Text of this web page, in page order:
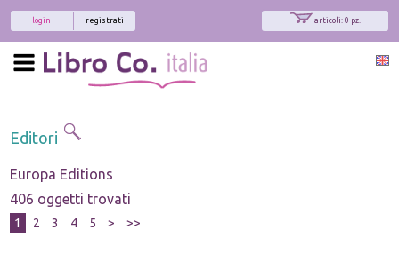
articoli: 0 pz.
registrati
login
Editori
Europa Editions
406 oggetti trovati
1 2 3 4 5 > >>